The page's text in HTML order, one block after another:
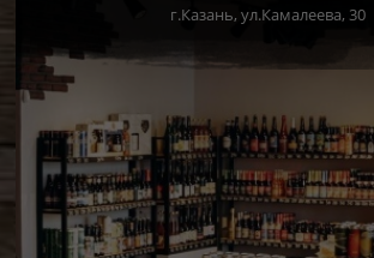
г.Казань, ул.Камалеева, 30